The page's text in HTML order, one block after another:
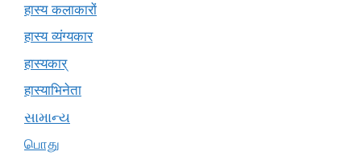
हास्य कलाकारों
हास्य व्यंग्यकार
हास्यकार्
हास्याभिनेता
સામાન્ય
பொது